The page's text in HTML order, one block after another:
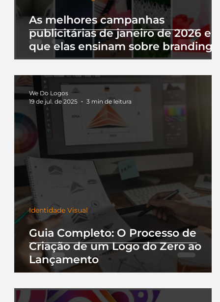
As melhores campanhas
publicitárias de janeiro de 2026 e
que elas ensinam sobre branding
Guia Completo: O Processo de
Criação de um Logo do Zero ao
Lançamento
Identidade Visual
We Do Logos
19 de jul. de 2025
3 min de leitura